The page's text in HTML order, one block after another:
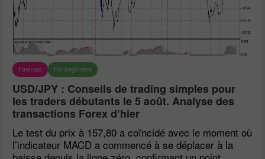
Forecast For beginners
USD/JPY : Conseils de trading simples pour
les traders débutants le 5 août. Analyse des
transactions Forex d’hier
Le test du prix à 157,80 a coïncidé avec le moment où
l’indicateur MACD a commencé à se déplacer à la